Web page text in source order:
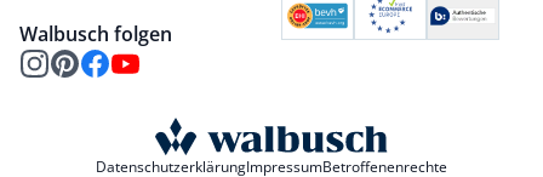
Walbusch folgen
DatenschutzerklärungImpressumBetroffenenrechte